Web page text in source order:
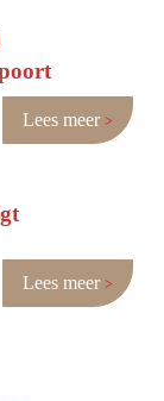
Lees meer
Lees meer